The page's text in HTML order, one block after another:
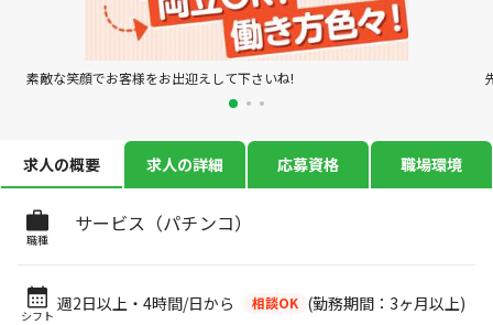
素敵な笑顔でお客様をお出迎えして下さいね!
求人の概要 求人の詳細 応募資格 職場環境
職種
サービス（パチンコ）
シフト
週2日以上・4時間/日から 相談OK (勤務期間：3ヶ月以上)